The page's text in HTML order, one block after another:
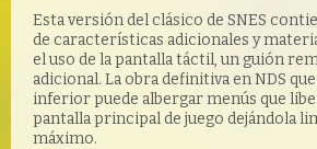
Esta versión del clásico de SNES
de características adicionales y
el uso de la pantalla táctil, un guión
adicional. La obra definitiva en NDS
inferior puede albergar menús que
pantalla principal de juego dejándola
máximo.